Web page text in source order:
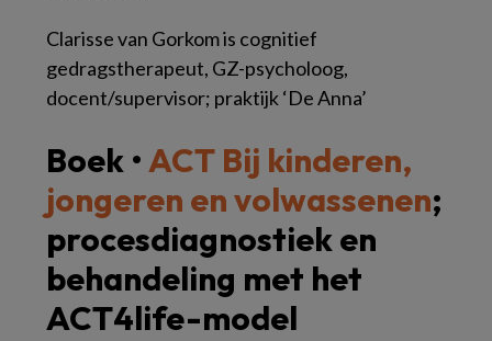
Clarisse van Gorkom is cognitief
gedragstherapeut, GZ-psycholoog,
docent/supervisor; praktijk ‘De Anna’
Boek •ACT Bij kinderen,
jongeren en volwassenen;
procesdiagnostiek en
behandeling met het
ACT4life-model